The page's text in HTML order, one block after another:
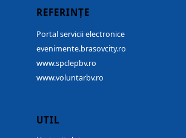
REFERINȚE
Portal servicii electronice
evenimente.brasovcity.ro
www.spclepbv.ro
www.voluntarbv.ro
UTIL